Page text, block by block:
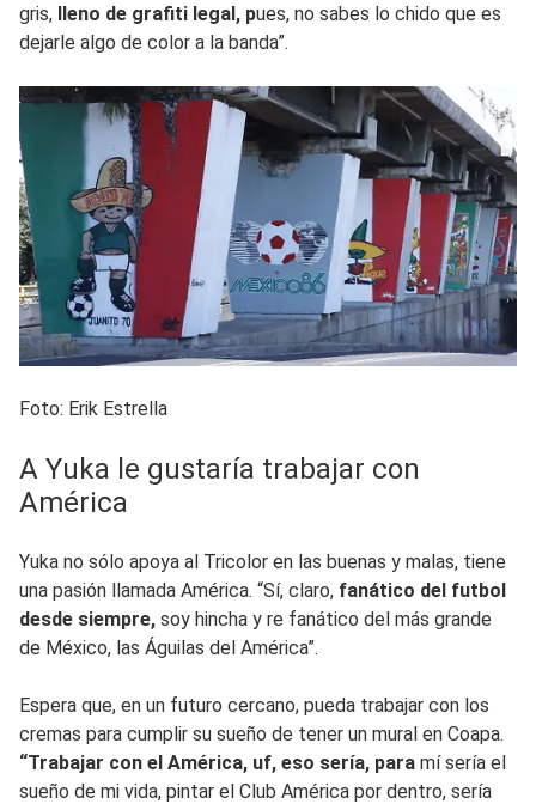
gris, lleno de grafiti legal, pues, no sabes lo chido que es
dejarle algo de color a la banda”.
Foto: Erik Estrella
A Yuka le gustaría trabajar con
América
Yuka no sólo apoya al Tricolor en las buenas y malas, tiene
una pasión llamada América. “Sí, claro, fanático del futbol
desde siempre, soy hincha y re fanático del más grande
de México, las Águilas del América”.
Espera que, en un futuro cercano, pueda trabajar con los
cremas para cumplir su sueño de tener un mural en Coapa.
“Trabajar con el América, uf, eso sería, para mí sería el
sueño de mi vida, pintar el Club América por dentro, sería